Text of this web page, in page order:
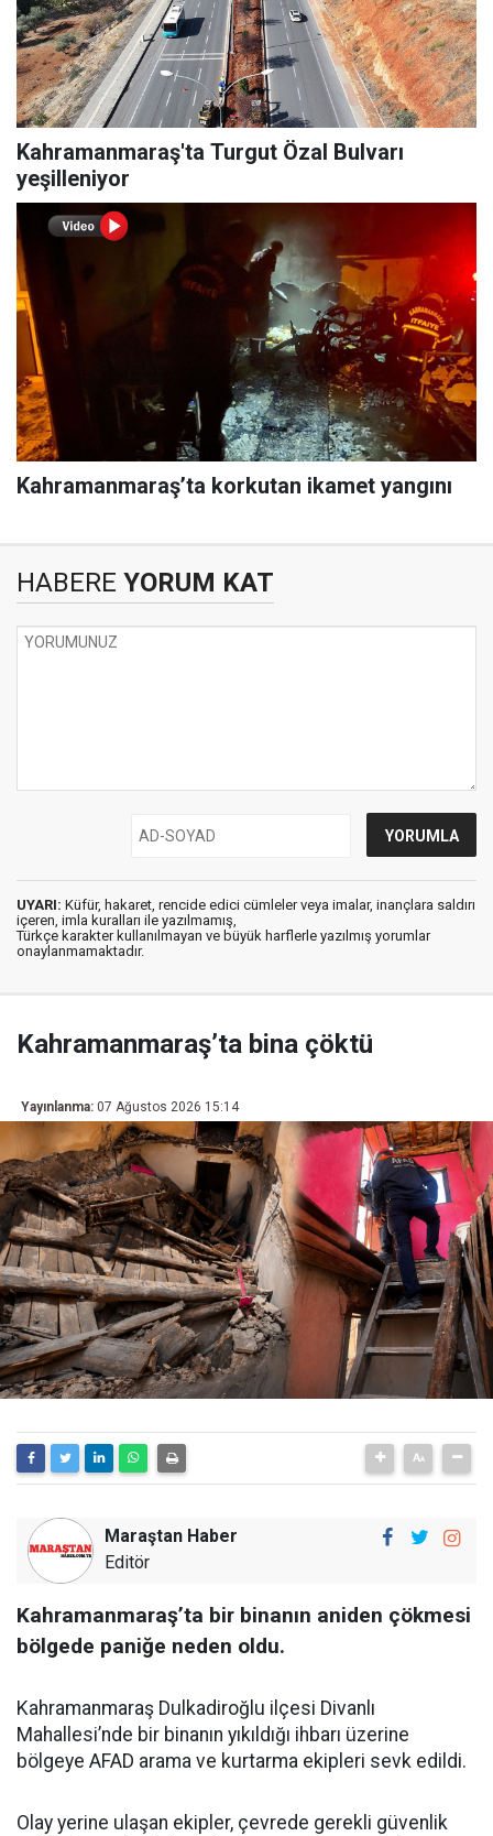
Kahramanmaraş'ta Turgut Özal Bulvarı
yeşilleniyor
Kahramanmaraş’ta korkutan ikamet yangını
HABERE YORUM KAT
UYARI: Küfür, hakaret, rencide edici cümleler veya imalar, inançlara saldırı
içeren, imla kuralları ile yazılmamış,
Türkçe karakter kullanılmayan ve büyük harflerle yazılmış yorumlar
onaylanmamaktadır.
Kahramanmaraş’ta bina çöktü
Yayınlanma: 07 Ağustos 2026 15:14
Maraştan Haber
Editör
Kahramanmaraş’ta bir binanın aniden çökmesi
bölgede paniğe neden oldu.
Kahramanmaraş Dulkadiroğlu ilçesi Divanlı
Mahallesi’nde bir binanın yıkıldığı ihbarı üzerine
bölgeye AFAD arama ve kurtarma ekipleri sevk edildi.
Olay yerine ulaşan ekipler, çevrede gerekli güvenlik